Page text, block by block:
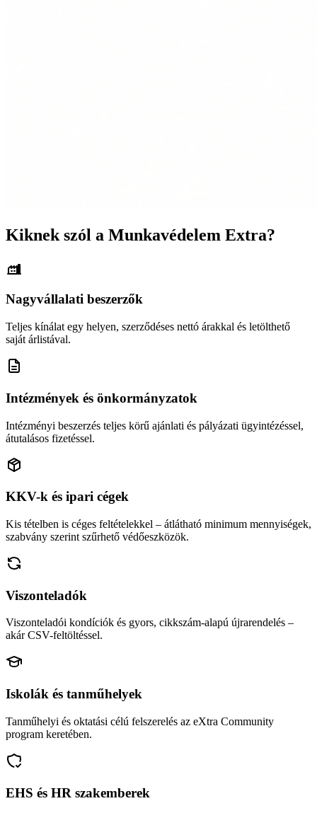
Kiknek szól a Munkavédelem Extra?
Nagyvállalati beszerzők
Teljes kínálat egy helyen, szerződéses nettó árakkal és letölthető
saját árlistával.
Intézmények és önkormányzatok
Intézményi beszerzés teljes körű ajánlati és pályázati ügyintézéssel,
átutalásos fizetéssel.
KKV-k és ipari cégek
Kis tételben is céges feltételekkel – átlátható minimum mennyiségek,
szabvány szerint szűrhető védőeszközök.
Viszonteladók
Viszonteladói kondíciók és gyors, cikkszám-alapú újrarendelés –
akár CSV-feltöltéssel.
Iskolák és tanműhelyek
Tanműhelyi és oktatási célú felszerelés az eXtra Community
program keretében.
EHS és HR szakemberek